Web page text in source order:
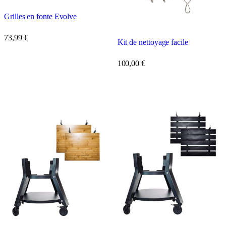
Grilles en fonte Evolve
73,99 €
Kit de nettoyage facile
100,00€